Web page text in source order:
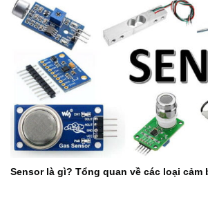
Sensor là gì? Tổng quan về các loại cảm